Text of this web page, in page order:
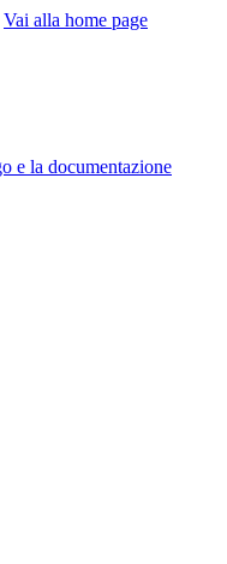
Vai alla home page